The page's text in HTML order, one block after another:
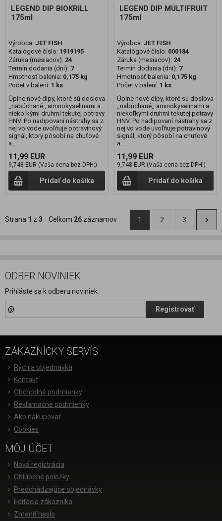
LEGEND DIP BIOKRILL
175ml
Výrobca: JET FISH
Katalógové číslo: 1919195
Záruka (mesiacov): 24
Termín dodania (dni): 7
Hmotnosť balenia: 0,175 kg
Počet v balení: 1 ks
Úplne nové dipy, ktoré sú doslova
,,nabúchané,, aminokyselinami a
niekoľkými druhmi tekutej potravy
HNV. Po nadipovaní nástrahy sa z
nej vo vode uvoľňuje potravinový
signál, ktorý pôsobí na chuťové
a...
11,99 EUR
9,748 EUR (Vaša cena bez DPH:)
Pridať do košíka
LEGEND DIP MULTIFRUIT
175ml
Výrobca: JET FISH
Katalógové číslo: 000184
Záruka (mesiacov): 24
Termín dodania (dni): 7
Hmotnosť balenia: 0,175 kg
Počet v balení: 1 ks
Úplne nové dipy, ktoré sú doslova
,,nabúchané,, aminokyselinami a
niekoľkými druhmi tekutej potravy
HNV. Po nadipovaní nástrahy sa z
nej vo vode uvoľňuje potravinový
signál, ktorý pôsobí na chuťové
a...
11,99 EUR
9,748 EUR (Vaša cena bez DPH:)
Pridať do košíka
Strana 1 z 3 Celkom 26 záznamov 1 2 3
ODBER NOVINIEK
Prihláste sa k odberu noviniek
Registrovať
ZÁKAZNÍCKY SERVÍS
Rýchla objednávka
Kontakt
Obchodné podmienky
Reklamačné podmienky
Ako nakupovať
Cookies
MÔJ ÚČET
Nová registrácia
Oblúbené položky
Predchádzajúce objednávky
Editácia zákazníka
Zmeniť heslo